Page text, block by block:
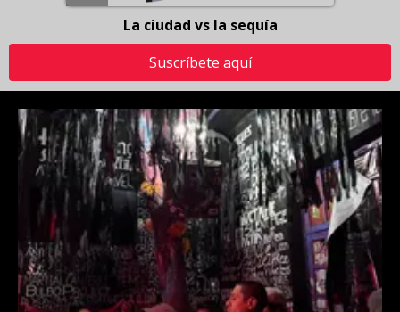
La ciudad vs la sequía
Suscríbete aquí